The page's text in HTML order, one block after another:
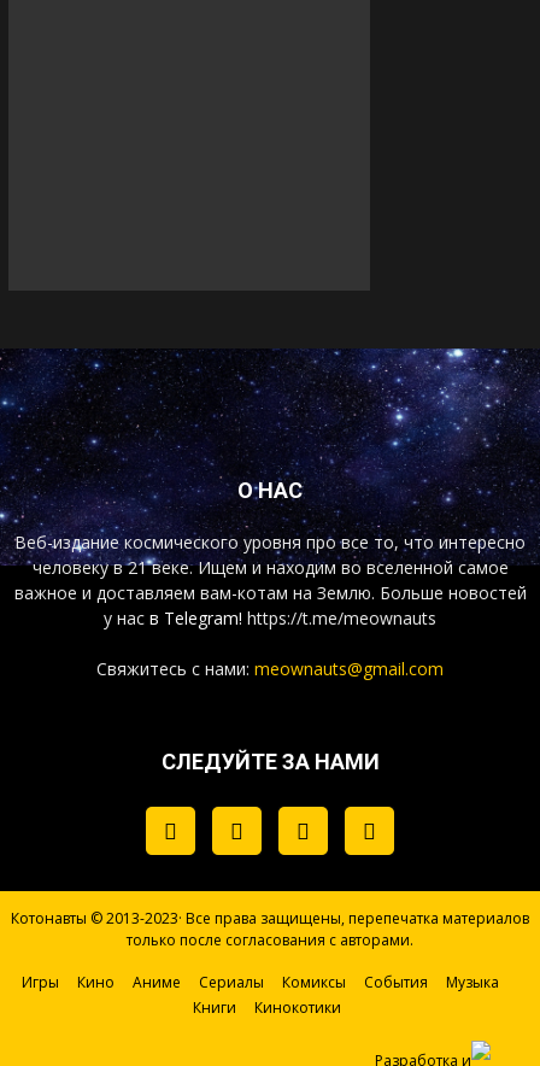
О НАС
Веб-издание космического уровня про все то, что интересно
человеку в 21 веке. Ищем и находим во вселенной самое
важное и доставляем вам-котам на Землю. Больше новостей
у нас в Telegram! https://t.me/meownauts
Свяжитесь с нами: meownauts@gmail.com
СЛЕДУЙТЕ ЗА НАМИ
Котонавты © 2013-2023· Все права защищены, перепечатка материалов
только после согласования с авторами.
Игры Кино Аниме Сериалы Комиксы События
Музыка
Книги
Кинокотики
Разработка и